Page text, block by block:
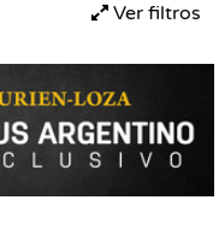
Ver filtros